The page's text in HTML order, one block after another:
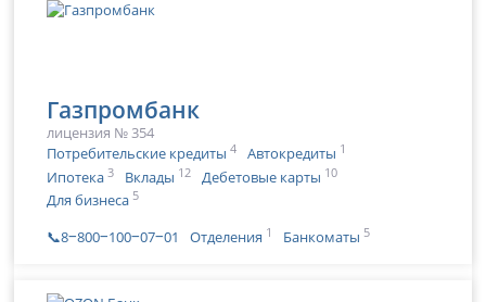
Газпромбанк
лицензия № 354
Потребительские кредиты 4 Автокредиты 1
Ипотека 3 Вклады 12 Дебетовые карты 10
Для бизнеса 5
📞8‒800‒100‒07‒01 Отделения 1 Банкоматы 5